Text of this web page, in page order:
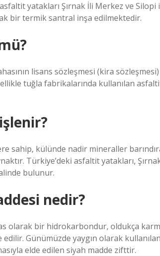
yatakları Şırnak İli Merkez ve
bir termik santral inşa edilmektedir.
lisans sözleşmesi (kira
tuğla fabrikalarında kullanılan
sahip, külünde nadir mineraller
Türkiye’deki asfaltit yatakları,
bulunur.
nedir?
olarak bir hidrokarbondur, oldukça
edilir. Günümüzde yaygın olarak
elde edilen siyah madde zifttir.